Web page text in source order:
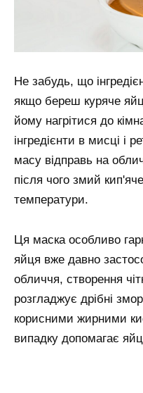
Не забудь, що
якщо береш куряче
йому нагрітися до
інгредієнти в мисці і
масу відправь на
після чого змий
температури.
Ця маска особливо
яйця вже давно
обличчя, створення
розгладжує дрібні
корисними жирними
випадку допомагає